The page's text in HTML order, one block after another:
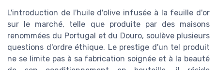
L'introduction de l'huile d'olive infusée à la feuille d'or
sur le marché, telle que produite par des maisons
renommées du Portugal et du Douro, soulève plusieurs
questions d'ordre éthique. Le prestige d'un tel produit
ne se limite pas à sa fabrication soignée et à la beauté